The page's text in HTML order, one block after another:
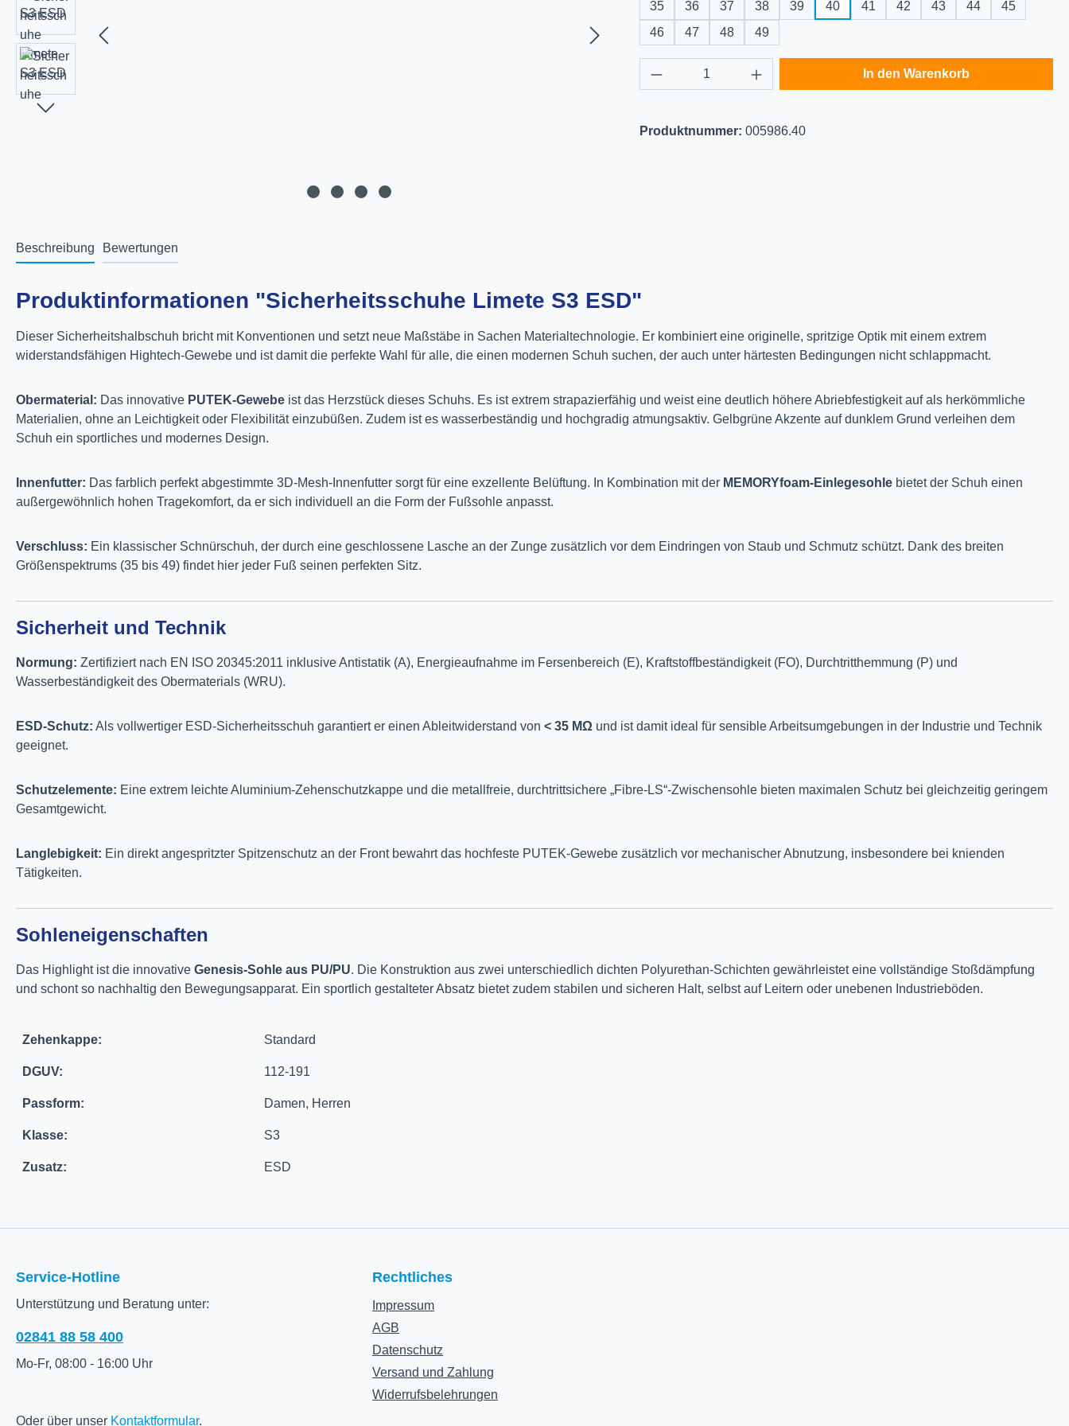
35 36 37 38 39 40 41 42 43 44
45
46
47 48 49
Produkt Anzahl: Gib den gewünschten Wert ein
In den Warenkorb
Produktnummer: 005986.40
Beschreibung Bewertungen
Produktinformationen "Sicherheitsschuhe Limete S3 ESD"
Dieser Sicherheitshalbschuh bricht mit Konventionen und setzt neue Maßstäbe in Sachen Materialtechnologie. Er kombiniert eine originelle, spritzige Optik mit einem extrem
widerstandsfähigen Hightech-Gewebe und ist damit die perfekte Wahl für alle, die einen modernen Schuh suchen, der auch unter härtesten Bedingungen nicht schlappmacht.
Obermaterial: Das innovative PUTEK-Gewebe ist das Herzstück dieses Schuhs. Es ist extrem strapazierfähig und weist eine deutlich höhere Abriebfestigkeit auf als herkömmliche
Materialien, ohne an Leichtigkeit oder Flexibilität einzubüßen. Zudem ist es wasserbeständig und hochgradig atmungsaktiv. Gelbgrüne Akzente auf dunklem Grund verleihen dem
Schuh ein sportliches und modernes Design.
Innenfutter: Das farblich perfekt abgestimmte 3D-Mesh-Innenfutter sorgt für eine exzellente Belüftung. In Kombination mit der MEMORYfoam-Einlegesohle bietet der Schuh einen
außergewöhnlich hohen Tragekomfort, da er sich individuell an die Form der Fußsohle anpasst.
Verschluss: Ein klassischer Schnürschuh, der durch eine geschlossene Lasche an der Zunge zusätzlich vor dem Eindringen von Staub und Schmutz schützt. Dank des breiten
Größenspektrums (35 bis 49) findet hier jeder Fuß seinen perfekten Sitz.
Sicherheit und Technik
Normung: Zertifiziert nach EN ISO 20345:2011 inklusive Antistatik (A), Energieaufnahme im Fersenbereich (E), Kraftstoffbeständigkeit (FO), Durchtritthemmung (P) und
Wasserbeständigkeit des Obermaterials (WRU).
ESD-Schutz: Als vollwertiger ESD-Sicherheitsschuh garantiert er einen Ableitwiderstand von < 35 MΩ und ist damit ideal für sensible Arbeitsumgebungen in der Industrie und Technik
geeignet.
Schutzelemente: Eine extrem leichte Aluminium-Zehenschutzkappe und die metallfreie, durchtrittsichere „Fibre-LS“-Zwischensohle bieten maximalen Schutz bei gleichzeitig geringem
Gesamtgewicht.
Langlebigkeit: Ein direkt angespritzter Spitzenschutz an der Front bewahrt das hochfeste PUTEK-Gewebe zusätzlich vor mechanischer Abnutzung, insbesondere bei knienden
Tätigkeiten.
Sohleneigenschaften
Das Highlight ist die innovative Genesis-Sohle aus PU/PU. Die Konstruktion aus zwei unterschiedlich dichten Polyurethan-Schichten gewährleistet eine vollständige Stoßdämpfung
und schont so nachhaltig den Bewegungsapparat. Ein sportlich gestalteter Absatz bietet zudem stabilen und sicheren Halt, selbst auf Leitern oder unebenen Industrieböden.
Zehenkappe: Standard
DGUV: 112-191
Passform: Damen, Herren
Klasse: S3
Zusatz: ESD
Service-Hotline
Unterstützung und Beratung unter:
02841 88 58 400
Mo-Fr, 08:00 - 16:00 Uhr
Oder über unser Kontaktformular.
Rechtliches
Impressum
AGB
Datenschutz
Versand und Zahlung
Widerrufsbelehrungen